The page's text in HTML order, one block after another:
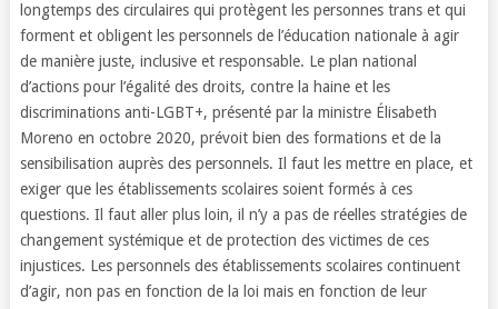
longtemps des circulaires qui protègent les personnes trans et qui
forment et obligent les personnels de l’éducation nationale à agir
de manière juste, inclusive et responsable. Le plan national
d’actions pour l’égalité des droits, contre la haine et les
discriminations anti-LGBT+, présenté par la ministre Élisabeth
Moreno en octobre 2020, prévoit bien des formations et de la
sensibilisation auprès des personnels. Il faut les mettre en place, et
exiger que les établissements scolaires soient formés à ces
questions. Il faut aller plus loin, il n’y a pas de réelles stratégies de
changement systémique et de protection des victimes de ces
injustices. Les personnels des établissements scolaires continuent
d’agir, non pas en fonction de la loi mais en fonction de leur